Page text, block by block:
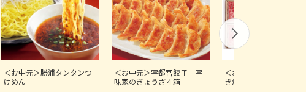
＜お中元＞勝浦タンタンつ
けめん
＜お中元＞宇都宮餃子 宇
味家のぎょうざ４箱
＜お中元＞三大銘柄牛
き焼き食べ比べ